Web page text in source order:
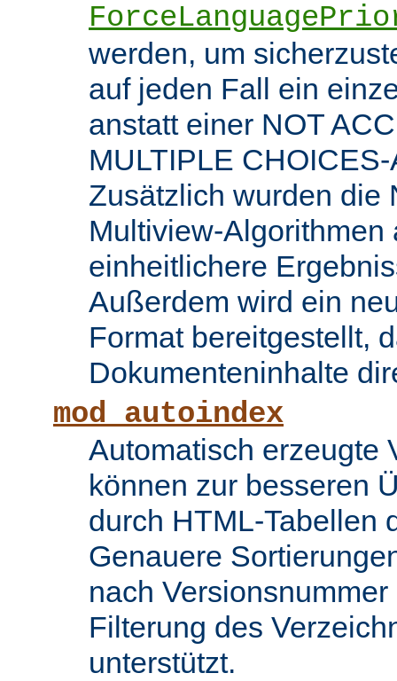
werden, um
auf jeden Fall ein
anstatt einer NOT
MULTIPLE
Zusätzlich wurden die
Multiview-Algorithmen
einheitlichere
Außerdem wird ein
Format bereitgestellt,
Dokumenteninhalte
mod_autoindex
Automatisch erzeugte
können zur besseren
durch HTML-Tabellen
Genauere
nach
Filterung des
unterstützt.